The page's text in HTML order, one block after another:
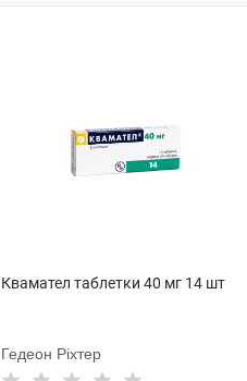
Квамател таблетки 40 мг 14 шт
Гедеон Ріхтер